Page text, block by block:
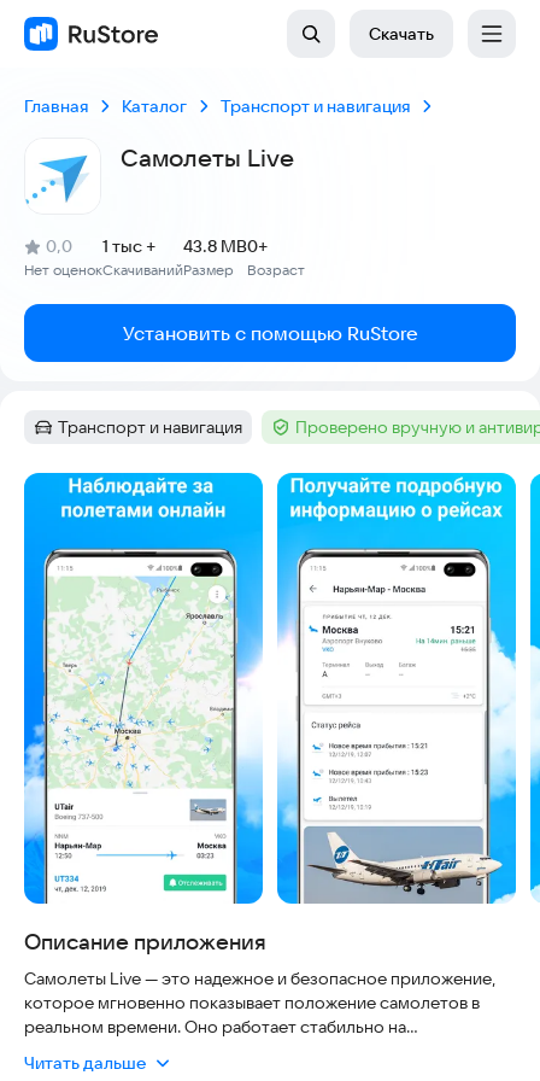
Скачать
Главная Каталог Транспорт и навигация
Самолеты Live
Рейтинг:
0,0
(
Нет оценок
)
Скачиваний
1 тыс +
Размер
43.8 MB
Возраст
0+
Установить с помощью RuStore
Категория:
Транспорт и навигация Тег :Проверено вручную и
Скриншоты
Описание приложения
Самолеты Live — это надежное и безопасное приложение,
которое мгновенно показывает положение самолетов в
реальном времени. Оно работает стабильно на
всегда актуально благодаря постоянному обновлению
Читать дальше